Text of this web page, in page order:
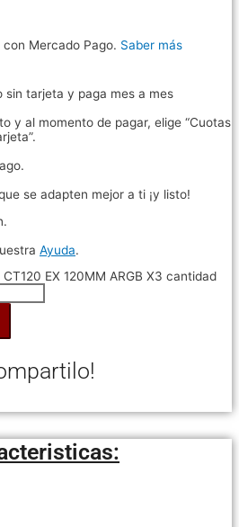
con Mercado Pago. Saber más
sin tarjeta y paga mes a mes
y al momento de pagar, elige “Cuotas
se adapten mejor a ti ¡y listo!
Ayuda.
CT120 EX 120MM ARGB X3 cantidad